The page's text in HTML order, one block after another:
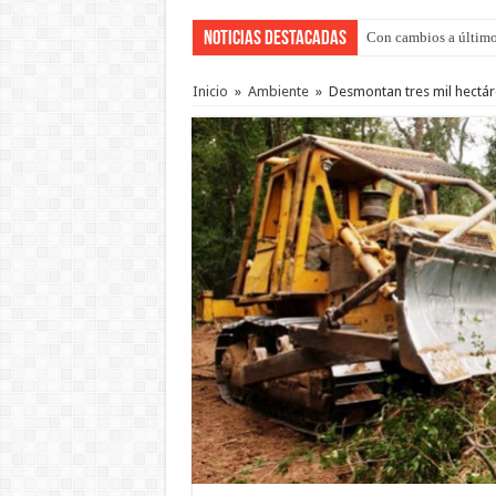
Noticias Destacadas Con cambios a
Adopción en Entre
Inicio » Ambiente » Desmontan tres mil